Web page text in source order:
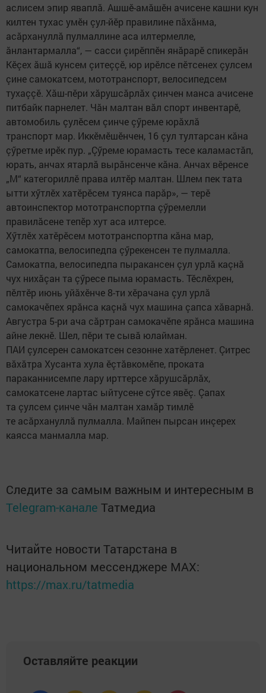
аслисем эпир яваплă. Ашшӗ-амăшӗн ачисене кашни кун
килтен тухас умӗн çул-йӗр правилине пăхăнма,
асăрхануллă пулмаллине аса илтермелле,
ăнлантармалла“, — сасси çирӗппӗн янăрарӗ спикерăн
Кӗçех ăшă кунсем çитеççӗ, юр ирӗлсе пӗтсенех çулсем
çине самокатсем, мототранспорт, велосипедсем
тухаççӗ. Хăш-пӗри хăрушсăрлăх çинчен манса ачисене
питбайк парнелет. Чăн малтан вăл спорт инвентарӗ,
автомобиль çулӗсем çинче çӳреме юрăхлă
транспорт мар. Иккӗмӗшӗнчен, 16 çул тултарсан кăна
çӳретме ирӗк пур. „Çӳреме юрамасть тесе каламастăп,
юрать, анчах ятарлă вырăнсенче кăна. Анчах вӗренсе
„М“ категориллӗ права илтӗр малтан. Шлем пек тата
ытти хӳтлӗх хатӗрӗсем туянса парăр», — терӗ
автоинспектор мототранспортпа çӳремелли
правилăсене тепӗр хут аса илтерсе.
Хӳтлӗх хатӗрӗсем мототранспортпа кăна мар,
самокатпа, велосипедпа çӳрекенсен те пулмалла.
Самокатпа, велосипедпа пыракансен çул урлă каçнă
чух нихăçан та çӳресе пыма юрамасть. Тӗслӗхрен,
пӗлтӗр июнь уйăхӗнче 8-ти хӗрачана çул урлă
самокачӗпех ярăнса каçнă чух машина çапса хăварнă.
Августра 5-ри ача сăртран самокачӗпе ярăнса машина
айне лекнӗ. Шел, пӗри те сывă юлайман.
ПАИ çулсерен самокатсен сезонне хатӗрленет. Çитрес
вăхăтра Хусанта хула ӗçтăвкомӗпе, проката
параканнисемпе лару ирттерсе хăрушсăрлăх,
самокатсене лартас ыйтусене сӳтсе явӗç. Çапах
та çулсем çинче чăн малтан хамăр тимлӗ
те асăрхануллă пулмалла. Майпен пырсан инçерех
каясса манмалла мар.
Следите за самым важным и интересным в
Telegram-канале Татмедиа
Читайте новости Татарстана в
национальном мессенджере MАХ:
https://max.ru/tatmedia
Оставляйте реакции